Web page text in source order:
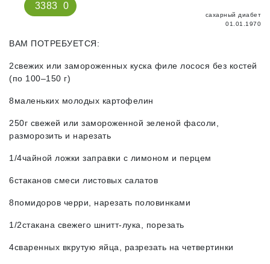
3383 0
сахарный диабет
01.01.1970
ВАМ ПОТРЕБУЕТСЯ:
2свежих или замороженных куска филе лосося без костей
(по 100–150 г)
8маленьких молодых картофелин
250г свежей или замороженной зеленой фасоли,
разморозить и нарезать
1/4чайной ложки заправки с лимоном и перцем
6стаканов смеси листовых салатов
8помидоров черри, нарезать половинками
1/2стакана свежего шнитт-лука, порезать
4сваренных вкрутую яйца, разрезать на четвертинки